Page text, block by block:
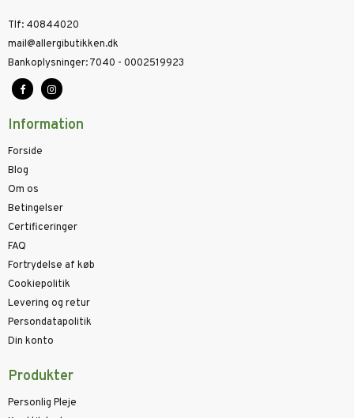
Tlf: 40844020
mail@allergibutikken.dk
Bankoplysninger:7040 - 0002519923
Information
Forside
Blog
Om os
Betingelser
Certificeringer
FAQ
Fortrydelse af køb
Cookiepolitik
Levering og retur
Persondatapolitik
Din konto
Produkter
Personlig Pleje